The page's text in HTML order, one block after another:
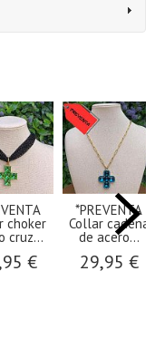
choker
cruz...
€
*PREVENTA
Collar cadena
de acero...
29,95 €